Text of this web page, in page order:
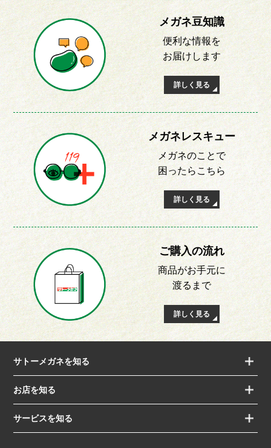
メガネ豆知識
便利な情報を
お届けします
詳しく見る
メガネレスキュー
メガネのことで
困ったらこちら
詳しく見る
ご購入の流れ
商品がお手元に
渡るまで
詳しく見る
サトーメガネを知る
お店を知る
サービスを知る